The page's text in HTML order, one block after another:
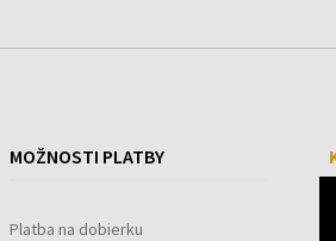
MOŽNOSTI PLATBY
Platba na dobierku